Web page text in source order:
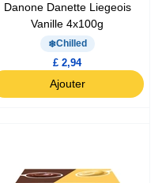
Danone Danette Liegeois
Vanille 4x100g
Chilled
£ 2,94
Ajouter